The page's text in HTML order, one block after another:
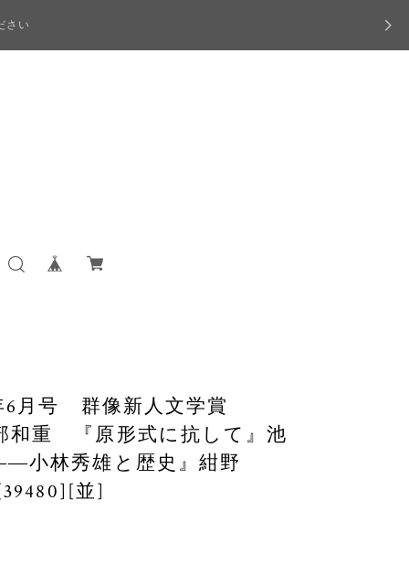
さい
6月号 群像新人文学賞
和重 『原形式に抗して』池
小林秀雄と歴史』紺野
並]